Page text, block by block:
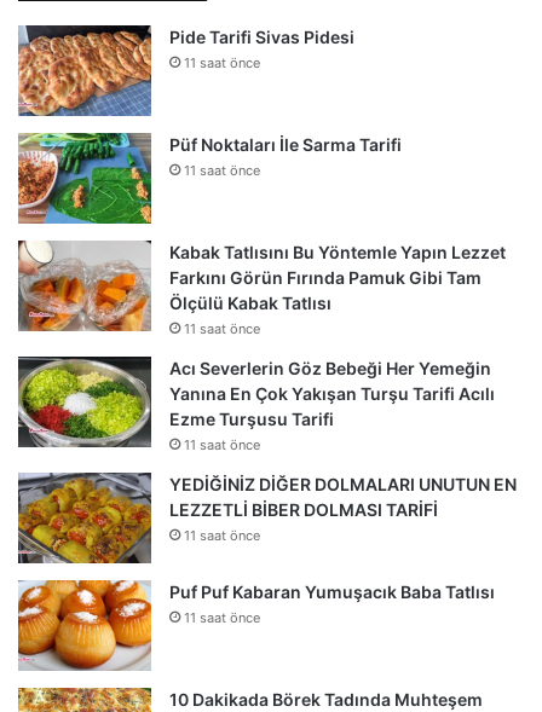
Pide Tarifi Sivas Pidesi
11 saat önce
Püf Noktaları İle Sarma Tarifi
11 saat önce
Kabak Tatlısını Bu Yöntemle Yapın Lezzet
Farkını Görün Fırında Pamuk Gibi Tam
Ölçülü Kabak Tatlısı
11 saat önce
Acı Severlerin Göz Bebeği Her Yemeğin
Yanına En Çok Yakışan Turşu Tarifi Acılı
Ezme Turşusu Tarifi
11 saat önce
YEDİĞİNİZ DİĞER DOLMALARI UNUTUN EN
LEZZETLİ BİBER DOLMASI TARİFİ
11 saat önce
Puf Puf Kabaran Yumuşacık Baba Tatlısı
11 saat önce
10 Dakikada Börek Tadında Muhteşem